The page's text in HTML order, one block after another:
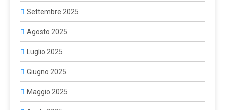
Settembre 2025
Agosto 2025
Luglio 2025
Giugno 2025
Maggio 2025